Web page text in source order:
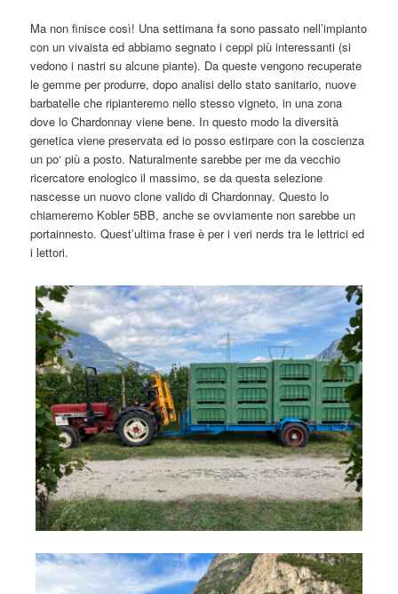
Ma non finisce così! Una settimana fa sono passato nell’impianto
con un vivaista ed abbiamo segnato i ceppi più interessanti (si
vedono i nastri su alcune piante). Da queste vengono recuperate
le gemme per produrre, dopo analisi dello stato sanitario, nuove
barbatelle che ripianteremo nello stesso vigneto, in una zona
dove lo Chardonnay viene bene. In questo modo la diversità
genetica viene preservata ed io posso estirpare con la coscienza
un po‘ più a posto. Naturalmente sarebbe per me da vecchio
ricercatore enologico il massimo, se da questa selezione
nascesse un nuovo clone valido di Chardonnay. Questo lo
chiameremo Kobler 5BB, anche se ovviamente non sarebbe un
portainnesto. Quest’ultima frase è per i veri nerds tra le lettrici ed
i lettori.